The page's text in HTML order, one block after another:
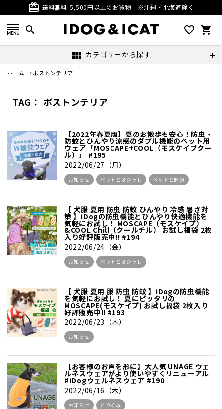
card_giftcard 送料無料 5,500円以上のお買物 ※沖縄・北海道除く
search favorite_outline shopping_cart
view_module カテゴリーから探す
ホーム ボストンテリア
TAG： ボストンテリア
【2022年春夏版】夏のお散歩も安心！防虫・
防蚊とひんやり涼感のダブル機能のペット用
ウェア「MOSCAPE+COOL（モスケイプクー
ル）」 #195
2022/06/27（月）
お知らせ ペットとオシャレ ペットと健康
【 犬服 夏用 防虫 防蚊 ひんやり 冷感 暑さ対
策 】iDogの防虫機能とひんやり快適機能を
気軽にお試し！ MOSCAPE（モスケイプ）
&COOL Chill（クールチル） お試し福袋 2枚
入り好評販売中!! #194
2022/06/24（金）
お知らせ ペットとオシャレ
【 犬服 夏用 服 防虫 防蚊 】iDogの防虫機能
を気軽にお試し！ 夏にピッタリの
MOSCAPE(モスケイプ) お試し福袋 2枚入り
好評販売中!! #193
2022/06/23（木）
お知らせ
【お客様のお声を形に】大人気 UNAGE ウェ
ルネスウェアがより使いやすくリニューアル
#iDogウェルネスウェア #190
2022/06/16（木）
お知らせ とりくみ